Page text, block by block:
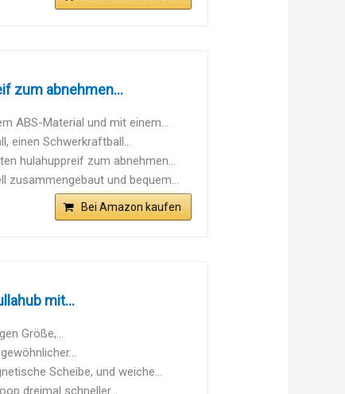
zum abnehmen...
ABS-Material und mit einem...
einen Schwerkraftball...
hulahuppreif zum abnehmen...
zusammengebaut und bequem...
Bei Amazon kaufen
mit...
Größe,...
Scheibe, und weiche...
dreimal schneller...